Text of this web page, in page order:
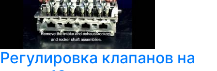
Регулировка клапанов на